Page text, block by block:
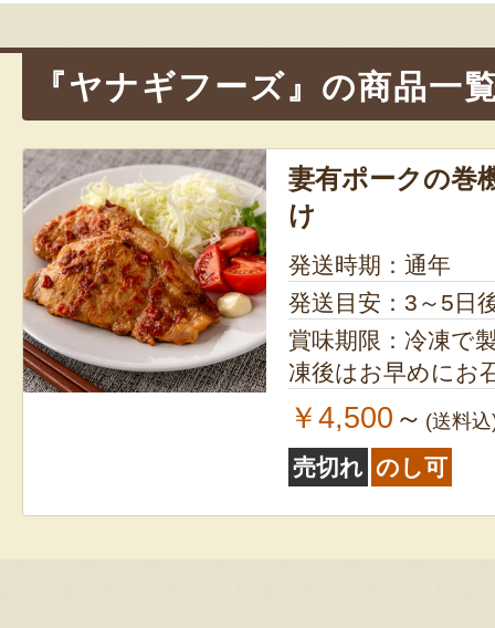
ョ
ン
『ヤナギフーズ』の商品一
妻有ポークの巻
け
発送時期：通年
発送目安：3～5日
賞味期限：冷凍で製
凍後はお早めにお
￥4,500 ～ (送料
売切れ のし可